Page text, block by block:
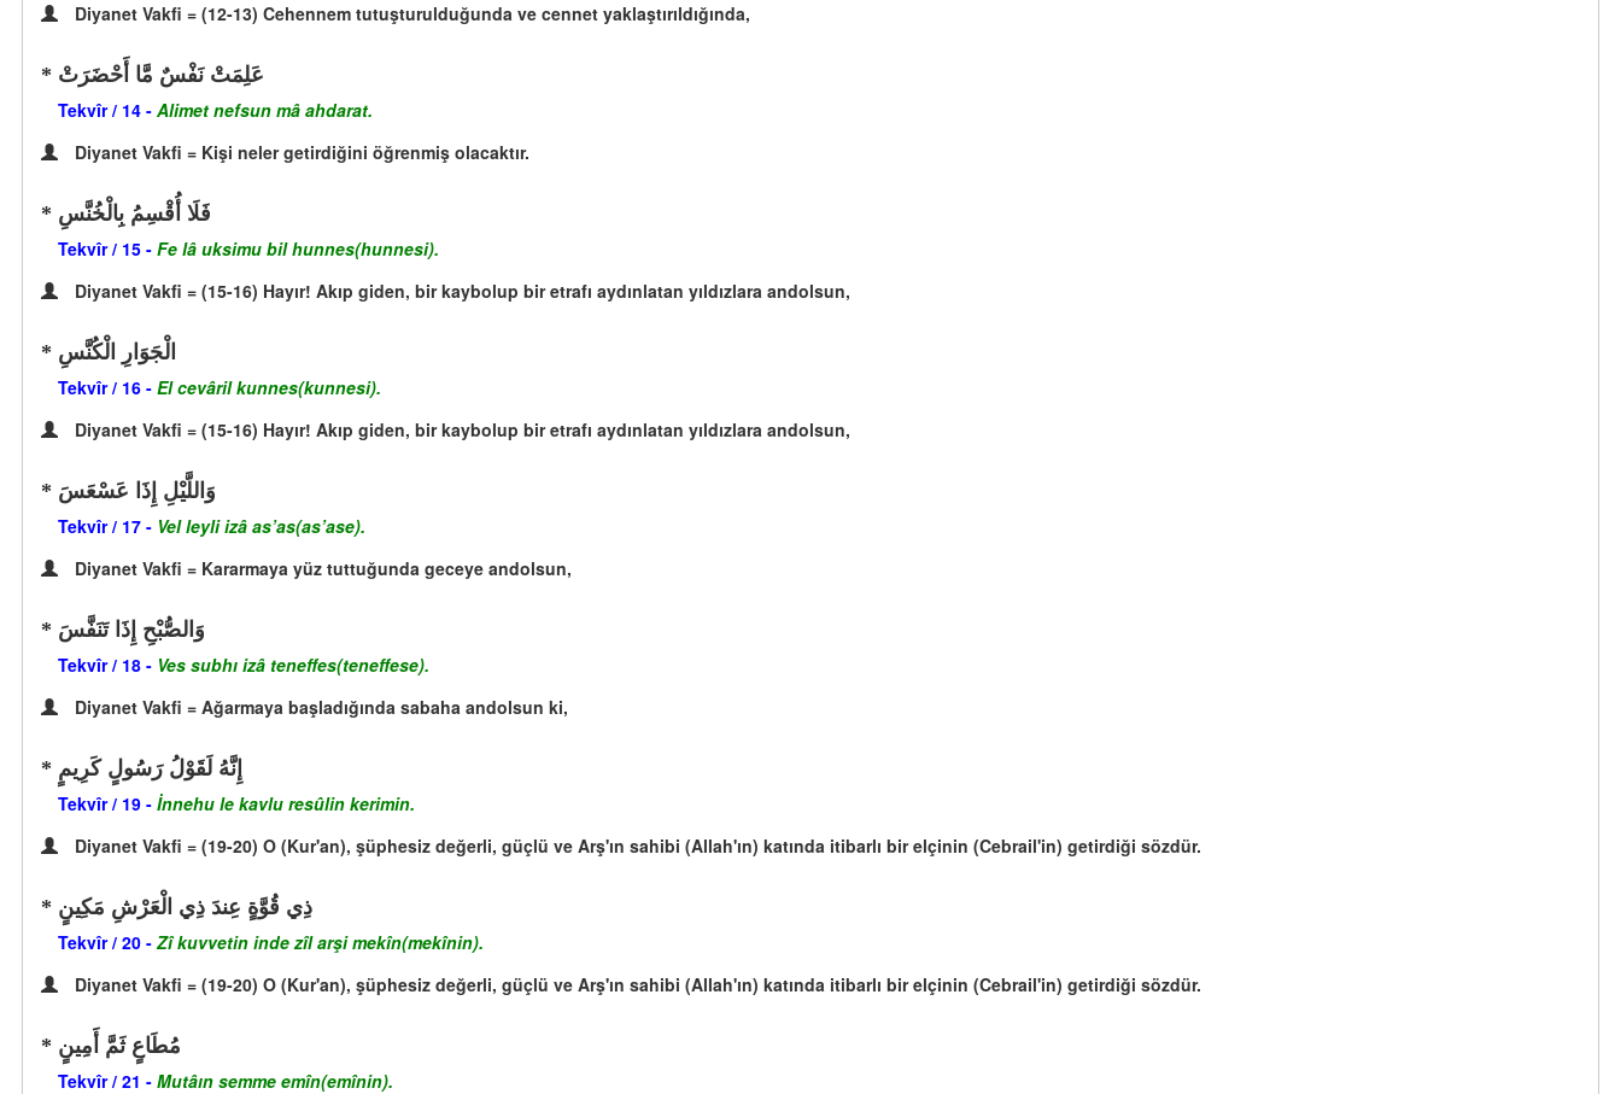
Diyanet Vakfi = (12-13) Cehennem tutuşturulduğunda ve cennet yaklaştırıldığında,
عَلِمَتْ نَفْسٌ مَّا أَحْضَرَتْ
Tekvîr / 14 - Alimet nefsun mâ ahdarat.
Diyanet Vakfi = Kişi neler getirdiğini öğrenmiş olacaktır.
فَلَا أُقْسِمُ بِالْخُنَّسِ
Tekvîr / 15 - Fe lâ uksimu bil hunnes(hunnesi).
Diyanet Vakfi = (15-16) Hayır! Akıp giden, bir kaybolup bir etrafı aydınlatan yıldızlara andolsun,
الْجَوَارِ الْكُنَّسِ
Tekvîr / 16 - El cevâril kunnes(kunnesi).
Diyanet Vakfi = (15-16) Hayır! Akıp giden, bir kaybolup bir etrafı aydınlatan yıldızlara andolsun,
وَاللَّيْلِ إِذَا عَسْعَسَ
Tekvîr / 17 - Vel leyli izâ as’as(as’ase).
Diyanet Vakfi = Kararmaya yüz tuttuğunda geceye andolsun,
وَالصُّبْحِ إِذَا تَنَفَّسَ
Tekvîr / 18 - Ves subhı izâ teneffes(teneffese).
Diyanet Vakfi = Ağarmaya başladığında sabaha andolsun ki,
إِنَّهُ لَقَوْلُ رَسُولٍ كَرِيمٍ
Tekvîr / 19 - İnnehu le kavlu resûlin kerimin.
Diyanet Vakfi = (19-20) O (Kur'an), şüphesiz değerli, güçlü ve Arş'ın sahibi (Allah'ın) katında itibarlı bir elçinin (Cebrail'in) getirdiği sözdür.
ذِي قُوَّةٍ عِندَ ذِي الْعَرْشِ مَكِينٍ
Tekvîr / 20 - Zî kuvvetin inde zîl arşi mekîn(mekînin).
Diyanet Vakfi = (19-20) O (Kur'an), şüphesiz değerli, güçlü ve Arş'ın sahibi (Allah'ın) katında itibarlı bir elçinin (Cebrail'in) getirdiği sözdür.
مُطَاعٍ ثَمَّ أَمِينٍ
Tekvîr / 21 - Mutâın semme emîn(emînin).